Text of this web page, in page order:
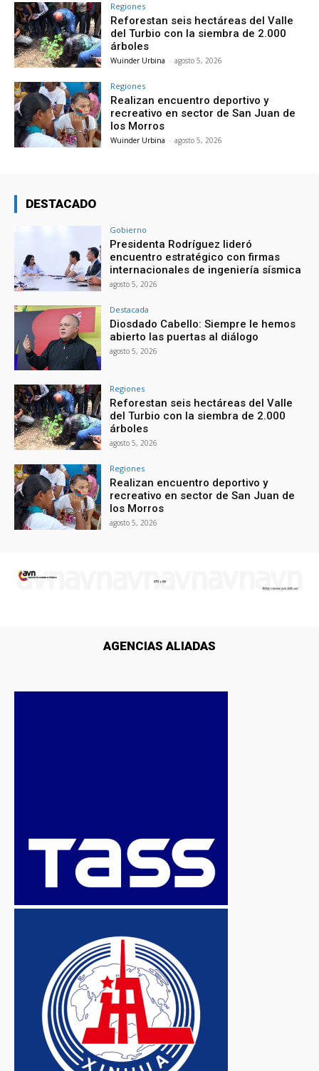
Regiones
Reforestan seis hectáreas del Valle
del Turbio con la siembra de 2.000
árboles
Wuinder Urbina - agosto 5, 2026
Regiones
Realizan encuentro deportivo y
recreativo en sector de San Juan de
los Morros
Wuinder Urbina - agosto 5, 2026
DESTACADO
Gobierno
Presidenta Rodríguez lideró
encuentro estratégico con firmas
internacionales de ingeniería sísmica
agosto 5, 2026
Destacada
Diosdado Cabello: Siempre le hemos
abierto las puertas al diálogo
agosto 5, 2026
Regiones
Reforestan seis hectáreas del Valle
del Turbio con la siembra de 2.000
árboles
agosto 5, 2026
Regiones
Realizan encuentro deportivo y
recreativo en sector de San Juan de
los Morros
agosto 5, 2026
AGENCIAS ALIADAS